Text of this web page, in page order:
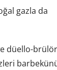
gazla da
düello-